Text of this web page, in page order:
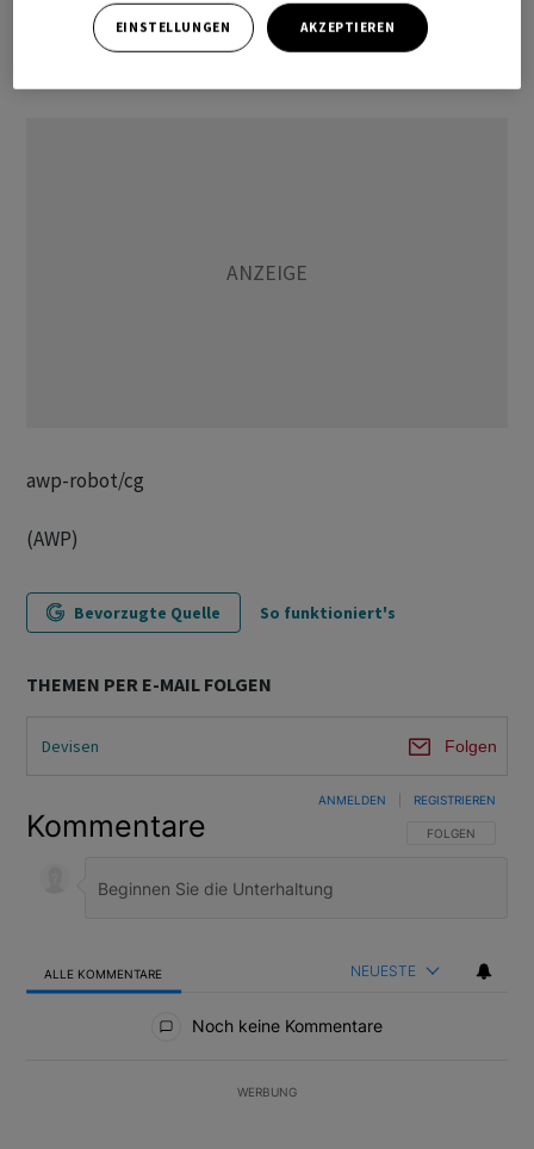
ordentlich durchzuschütteln. Die Ängste vor einer
Leitzinserhöhung hatten die zuletzt starken
awp-robot/cg
(AWP)
Bevorzugte Quelle So funktioniert's
THEMEN PER E-MAIL FOLGEN
Devisen Folgen
Kommentare FOLGE DIESER
FOLGEN
ANMELDEN REGISTRIEREN
ALLE KOMMENTARE NEUESTE
Noch keine Kommentare
WERBUNG
EINSTELLUNGEN AKZEPTIEREN